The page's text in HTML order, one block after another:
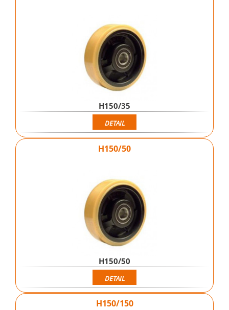
H150/35
DETAIL
H150/50
H150/50
DETAIL
H150/150